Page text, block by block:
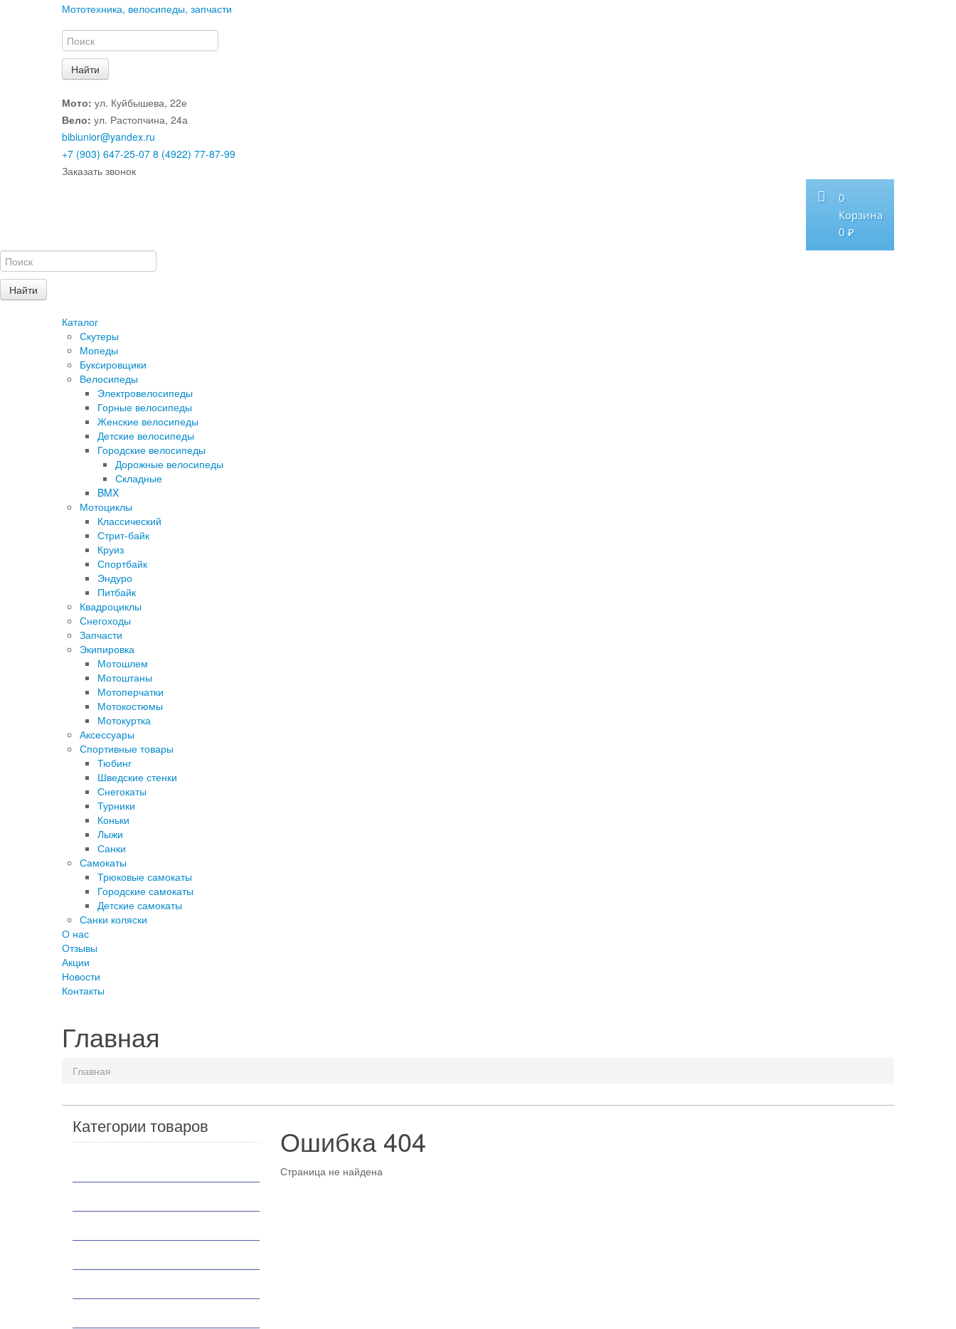
Мототехника, велосипеды, запчасти
Мото: ул. Куйбышева, 22е
Вело: ул. Растопчина, 24а
bibiunior@yandex.ru
+7 (903) 647-25-07 8 (4922) 77-87-99
Заказать звонок
0
Корзина
0 ₽
Каталог
Скутеры
Мопеды
Буксировщики
Велосипеды
Электровелосипеды
Горные велосипеды
Женские велосипеды
Детские велосипеды
Городские велосипеды
Дорожные велосипеды
Складные
BMX
Мотоциклы
Классический
Стрит-байк
Круиз
Спортбайк
Эндуро
Питбайк
Квадроциклы
Снегоходы
Запчасти
Экипировка
Мотошлем
Мотоштаны
Мотоперчатки
Мотокостюмы
Мотокуртка
Аксессуары
Спортивные товары
Тюбинг
Шведские стенки
Снегокаты
Турники
Коньки
Лыжи
Санки
Самокаты
Трюковые самокаты
Городские самокаты
Детские самокаты
Санки коляски
О нас
Отзывы
Акции
Новости
Контакты
Главная
Главная
Ошибка 404
Страница не найдена
Категории товаров